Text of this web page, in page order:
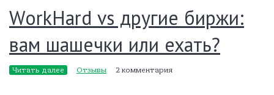
WorkHard vs другие биржи:
вам шашечки или ехать?
Читать далее Отзывы 2 комментария